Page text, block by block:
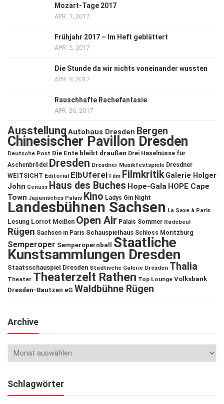
Mozart-Tage 2017
APR. 1, 2017
Frühjahr 2017 – Im Heft geblättert
APR. 5, 2017
Die Stunde da wir nichts voneinander wussten
APR. 8, 2017
Rauschhafte Rachefantasie
APR. 26, 2017
Ausstellung Autohaus Dresden Bergen
Chinesischer Pavillon Dresden
Deutsche Post Die Ente bleibt draußen Drei Haselnüsse für
Aschenbrödel
Dresden Dresdner Musikfestspiele Dresdner
WEITSICHT Editorial ElbUferei Film Filmkritik Galerie Holger
John Genuss Haus des Buches Hope-Gala HOPE Cape
Town Japanisches Palais Kino Ladys Gin Night
Landesbühnen Sachsen La Saxe à Paris
Lesung Loriot Meißen Open Air Palais Sommer Radebeul
Rügen Sachsen in Paris Schauspielhaus Schloss Moritzburg
Semperoper Semperopernball Staatliche
Kunstsammlungen Dresden
Staatsschauspiel Dresden Städtische Galerie Dresden Thalia
Theater Theaterzelt Rathen Top Lounge Volksbank
Dresden-Bautzen eG Waldbühne Rügen
Archive
Schlagwörter